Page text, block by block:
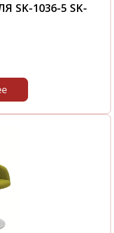
1036-5 SK-